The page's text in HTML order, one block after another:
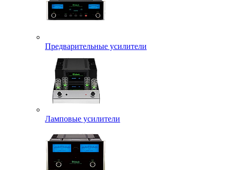
Предварительные усилители
Ламповые усилители